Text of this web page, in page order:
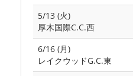
5/13 (火)
厚木国際C.C.西
6/16 (月)
レイクウッドG.C.東